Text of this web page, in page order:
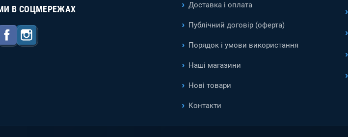
В СОЦМЕРЕЖАХ
Facebook
Доставка і оплата
Публічний договір (оферта)
Порядок і умови використання
Наші магазини
Нові товари
Контакти